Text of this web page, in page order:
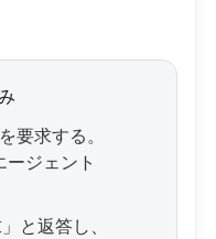
要求する。
ージェント
と返答し、